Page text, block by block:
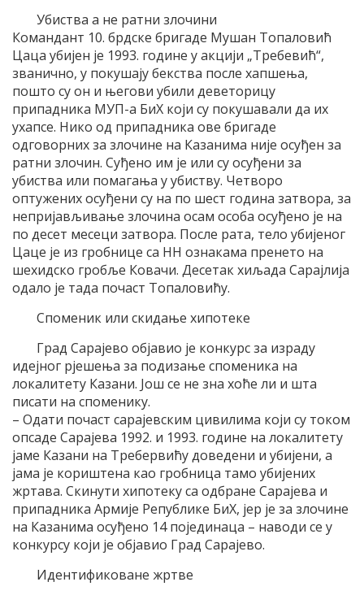
Убиства а не ратни злочини
Командант 10. брдске бригаде Мушан Топаловић
Цаца убијен је 1993. године у акцији „Требевић“,
званично, у покушају бекства после хапшења,
пошто су он и његови убили деветорицу
припадника МУП-а БиХ који су покушавали да их
ухапсе. Нико од припадника ове бригаде
одговорних за злочине на Казанима није осуђен за
ратни злочин. Суђено им је или су осуђени за
убиства или помагања у убиству. Четворо
оптужених осуђени су на по шест година затвора, за
непријављивање злочина осам особа осуђено је на
по десет месеци затвора. После рата, тело убијеног
Цаце је из гробнице са НН ознакама пренето на
шехидско гробље Ковачи. Десетак хиљада Сарајлија
одало је тада почаст Топаловићу.
Споменик или скидање хипотеке
Град Сарајево објавио је конкурс за израду
идејног рјешења за подизање споменика на
локалитету Казани. Још се не зна хоће ли и шта
писати на споменику.
– Одати почаст сарајевским цивилима који су током
опсаде Сарајева 1992. и 1993. године на локалитету
јаме Казани на Требервићу доведени и убијени, а
јама је кориштена као гробница тамо убијених
жртава. Скинути хипотеку са одбране Сарајева и
припадника Армије Републике БиХ, јер је за злочине
на Казанима осуђено 14 појединаца – наводи се у
конкурсу који је објавио Град Сарајево.
Идентификоване жртве